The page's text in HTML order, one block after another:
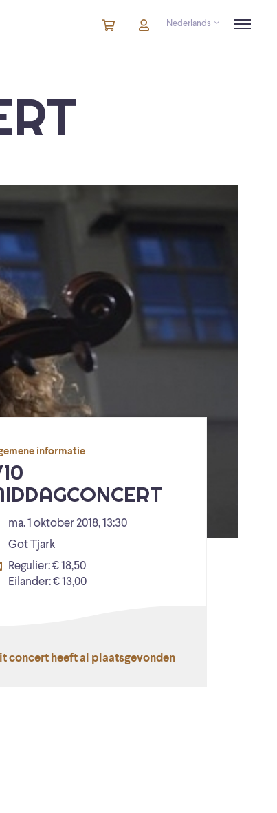
Winkelmandje
artikelenAccountNederlands
informatie
ma. 1 oktober 2018, 13:30
Got Tjark
Regulier: € 18,50
Eilander: € 13,00
concert heeft al plaatsgevonden